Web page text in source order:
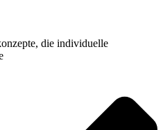
die individuelle